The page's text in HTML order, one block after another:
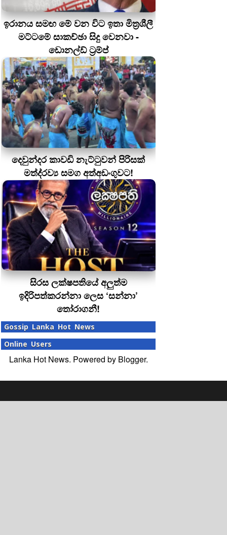
ඉරානය සමඟ මේ වන විට ඉතා මිත්‍රශීලී
මට්ටමේ සාකච්ඡා සිදු වෙනවා -
ඩොනල්ඩ් ට්‍රම්ප්
දෙවුන්දර කාවඩි නැට්ටුවන් පිරිසක්
මත්ද‍්‍රව්‍ය සමග අත්අඩංගුවට!
සිරස ලක්ෂපතියේ අලුත්ම
ඉදිරිපත්කරන්නා ලෙස ‘සන්නා’
තෝරාගනී!
Gossip Lanka Hot News
Online Users
Lanka Hot News. Powered by Blogger.